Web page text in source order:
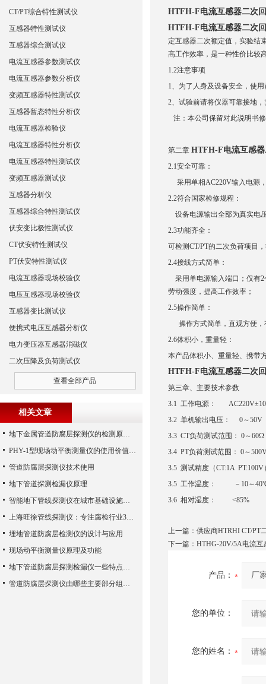
HTFH-F电流互感器二次
HTFH-F电流互感器二次
定互感器二次额定值，实验结
高工作效率，是一种性价比较
1.2注意事项
1、为了人身及设备安全，使
2、试验前请将仪器可靠接地
注：本公司保留对此说明书
第二章 HTFH-F电流互感
2.1安全可靠：
采用单相AC220V输入电源
2.2符合国家检修规程：
设备电源输出全部为真实电
2.3功能齐全：
可检测CT/PT的二次负荷项目
2.4接线方式简单：
采用单电源输入端口；仅有2
劳动强度，提高工作效率；
2.5操作简单：
操作方式简单，直观方便，
2.6体积小，重量轻：
本产品体积小、重量轻、携带
HTFH-F电流互感器二次
第三章、主要技术参数
3.1 工作电源：
3.2 单机输出电压： 0～50V
3.3 CT负荷测试范围： 0～60Ω
3.4 PT负荷测试范围： 0～
3.5 测试精度（CT:1A
3.5 工作温度： －10～
3.6 相对湿度： <85%
上一篇： 供应商HTRHI CT/PT
下一篇： HTHG-20V/5A电流
产品：
您的单位：
您的姓名：
CT/PT综合特性测试仪
互感器特性测试仪
互感器综合测试仪
电流互感器参数测试仪
电流互感器参数分析仪
变频互感器特性测试仪
互感器暂态特性分析仪
电流互感器检验仪
电流互感器特性分析仪
电流互感器特性测试仪
变频互感器测试仪
互感器分析仪
互感器综合特性测试仪
伏安变比极性测试仪
CT伏安特性测试仪
PT伏安特性测试仪
电流互感器现场校验仪
电压互感器现场校验仪
互感器变比测试仪
便携式电压互感器分析仪
电力变压器互感器消磁仪
二次压降及负荷测试仪
查看全部产品
相关文章
地下金属管道防腐层探测仪的检测原理及方法
PHY-1型现场动平衡测量仪的使用价值需求分析
管道防腐层探测仪技术使用
地下管道探测检漏仪原理
智能地下管线探测仪在城市基础设施中的应用
上海旺徐管线探测仪：专注腐检行业30年
埋地管道防腐层检测仪的设计与应用
现场动平衡测量仪原理及功能
地下管道防腐层探测检漏仪一些特点介绍以及组成结构
管道防腐层探测仪由哪些主要部分组成？